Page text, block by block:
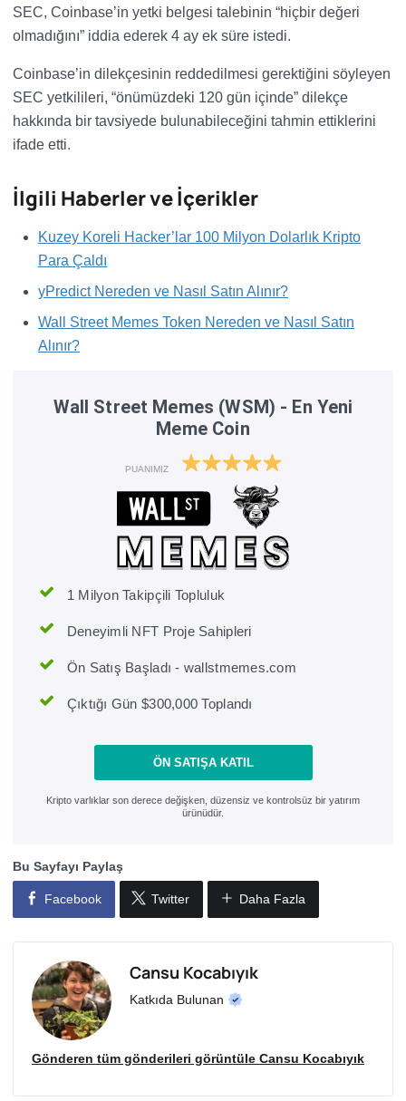
SEC, Coinbase’in yetki belgesi talebinin “hiçbir değeri
olmadığını” iddia ederek 4 ay ek süre istedi.
Coinbase’in dilekçesinin reddedilmesi gerektiğini söyleyen
SEC yetkilileri, “önümüzdeki 120 gün içinde” dilekçe
hakkında bir tavsiyede bulunabileceğini tahmin ettiklerini
ifade etti.
İlgili Haberler ve İçerikler
Kuzey Koreli Hacker’lar 100 Milyon Dolarlık Kripto
Para Çaldı
yPredict Nereden ve Nasıl Satın Alınır?
Wall Street Memes Token Nereden ve Nasıl Satın
Alınır?
Wall Street Memes (WSM) - En Yeni
Meme Coin
PUANIMIZ
1 Milyon Takipçili Topluluk
Deneyimli NFT Proje Sahipleri
Ön Satış Başladı - wallstmemes.com
Çıktığı Gün $300,000 Toplandı
ÖN SATIŞA KATIL
Kripto varlıklar son derece değişken, düzensiz ve kontrolsüz bir yatırım
ürünüdür.
Bu Sayfayı Paylaş
Facebook Twitter Daha Fazla
Cansu Kocabıyık
Katkıda Bulunan
Gönderen tüm gönderileri görüntüle Cansu Kocabıyık